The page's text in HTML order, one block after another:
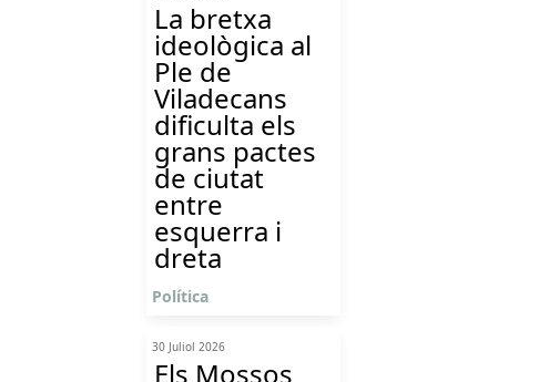
La bretxa
ideològica al
Ple de
Viladecans
dificulta els
grans pactes
de ciutat
entre
esquerra i
dreta
Política
30 Juliol 2026
Els Mossos